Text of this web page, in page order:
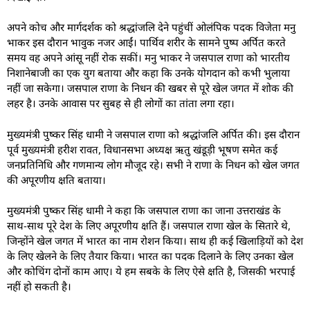
अपने कोच और मार्गदर्शक को श्रद्धांजलि देने पहुंचीं ओलंपिक पदक विजेता मनु
भाकर इस दौरान भावुक नजर आईं। पार्थिव शरीर के सामने पुष्प अर्पित करते
समय वह अपने आंसू नहीं रोक सकीं। मनु भाकर ने जसपाल राणा को भारतीय
निशानेबाजी का एक युग बताया और कहा कि उनके योगदान को कभी भुलाया
नहीं जा सकेगा। जसपाल राणा के निधन की खबर से पूरे खेल जगत में शोक की
लहर है। उनके आवास पर सुबह से ही लोगों का तांता लगा रहा।
मुख्यमंत्री पुष्कर सिंह धामी ने जसपाल राणा को श्रद्धांजलि अर्पित की। इस दौरान
पूर्व मुख्यमंत्री हरीश रावत, विधानसभा अध्यक्ष ऋतु खंडूड़ी भूषण समेत कई
जनप्रतिनिधि और गणमान्य लोग मौजूद रहे। सभी ने राणा के निधन को खेल जगत
की अपूरणीय क्षति बताया।
मुख्यमंत्री पुष्कर सिंह धामी ने कहा कि जसपाल राणा का जाना उत्तराखंड के
साथ-साथ पूरे देश के लिए अपूरणीय क्षति हैं। जसपाल राणा खेल के सितारे थे,
जिन्होंने खेल जगत में भारत का नाम रोशन किया। साथ ही कई खिलाड़ियों को देश
के लिए खेलने के लिए तैयार किया। भारत का पदक दिलाने के लिए उनका खेल
और कोचिंग दोनों काम आए। ये हम सबके के लिए ऐसे क्षति है, जिसकी भरपाई
नहीं हो सकती है।